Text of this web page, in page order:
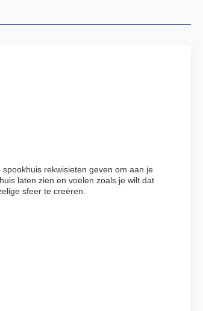
rekwisieten geven om aan je
laten zien en voelen zoals je wilt dat
sfeer te creëren.